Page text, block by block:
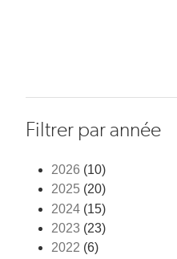
Filtrer par année
2026 (10)
2025 (20)
2024 (15)
2023 (23)
2022 (6)